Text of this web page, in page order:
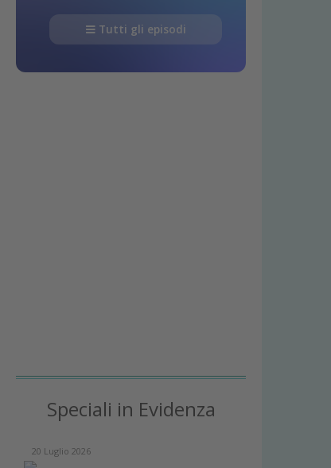
Tutti gli episodi
Speciali in Evidenza
20 Luglio 2026